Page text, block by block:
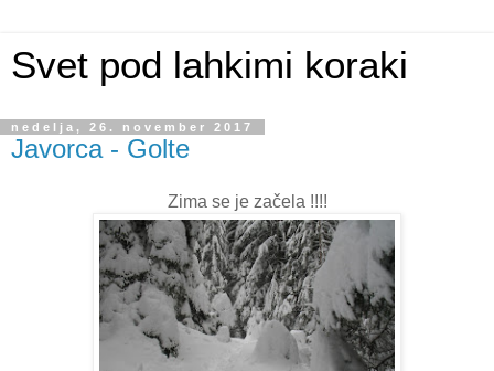
Svet pod lahkimi koraki
nedelja, 26. november 2017
Javorca - Golte
Zima se je začela !!!!